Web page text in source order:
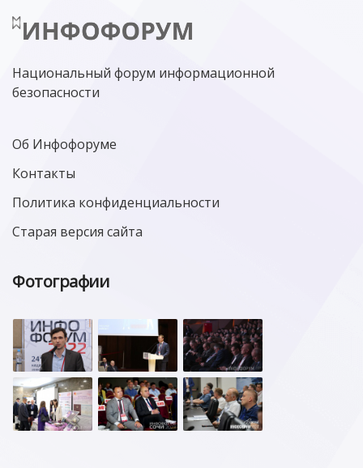
Национальный форум информационной
безопасности
Об Инфофоруме
Контакты
Политика конфиденциальности
Старая версия сайта
Фотографии